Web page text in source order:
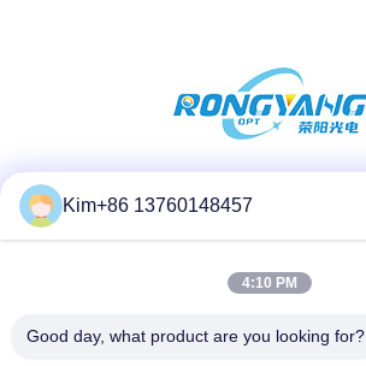
Les réseaux sociaux
Kim+86 13760148457
4:10 PM
Good day, what product are you looking for?